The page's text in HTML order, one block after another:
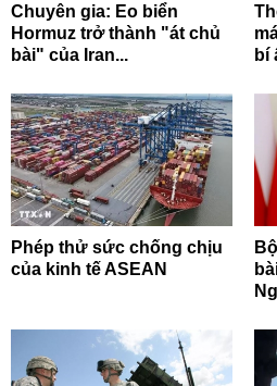
Chuyên gia: Eo biển
Hormuz trở thành "át chủ
bài" của Iran...
bí
Phép thử sức chống chịu
của kinh tế ASEAN